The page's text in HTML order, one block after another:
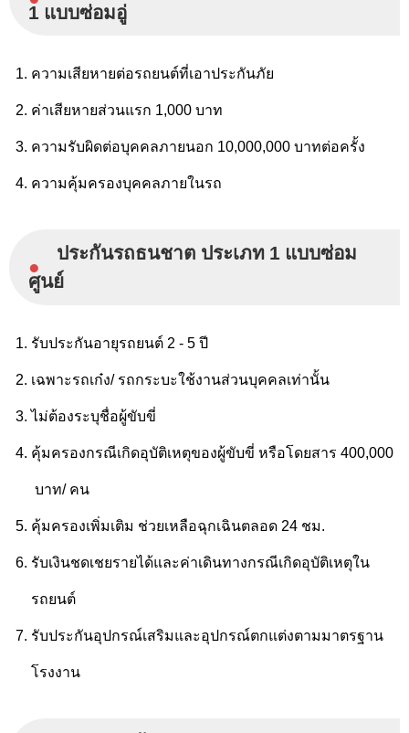
1 แบบซ่อมอู่
ความเสียหายต่อรถยนต์ที่เอาประกันภัย
ค่าเสียหายส่วนแรก 1,000 บาท
ความรับผิดต่อบุคคลภายนอก 10,000,000 บาทต่อครั้ง
ความคุ้มครองบุคคลภายในรถ
●
ประกันรถธนชาต ประเภท 1 แบบซ่อม
ศูนย์
รับประกันอายุรถยนต์ 2 - 5 ปี
เฉพาะรถเก๋ง/ รถกระบะใช้งานส่วนบุคคลเท่านั้น
ไม่ต้องระบุชื่อผู้ขับขี่
คุ้มครองกรณีเกิดอุบัติเหตุของผู้ขับขี่ หรือโดยสาร 400,000
บาท/ คน
คุ้มครองเพิ่มเติม ช่วยเหลือฉุกเฉินตลอด 24 ชม.
รับเงินชดเชยรายได้และค่าเดินทางกรณีเกิดอุบัติเหตุใน
รถยนต์
รับประกันอุปกรณ์เสริมและอุปกรณ์ตกแต่งตามมาตรฐาน
โรงงาน